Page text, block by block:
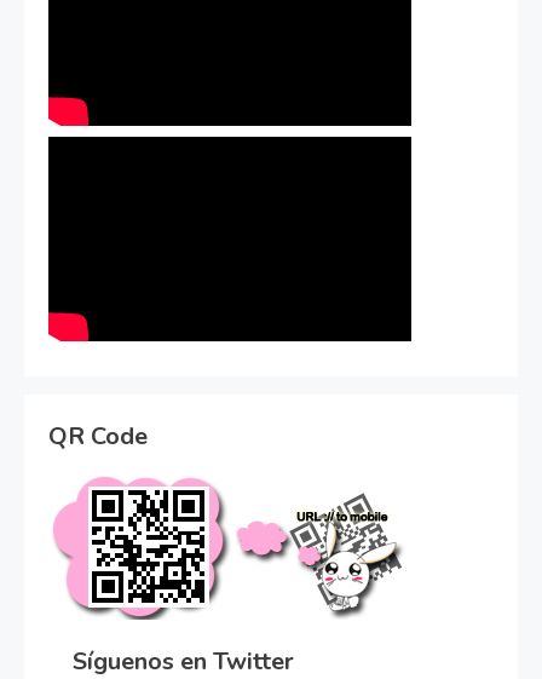
QR Code
Síguenos en Twitter